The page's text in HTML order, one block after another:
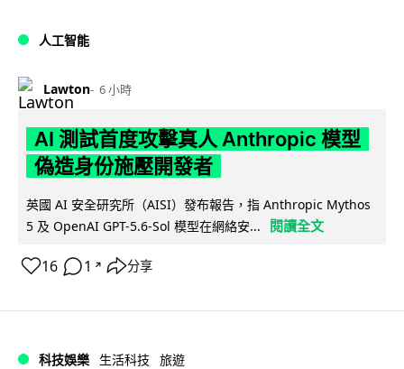
人工智能
Lawton 6 小時
AI 測試首度攻擊真人 Anthropic 模型
偽造身份施壓開發者
英國 AI 安全研究所（AISI）發布報告，指 Anthropic Mythos
5 及 OpenAI GPT-5.6-Sol 模型在網絡安...
閱讀全文
16 1 ↗ 分享
科技娛樂 生活科技 旅遊